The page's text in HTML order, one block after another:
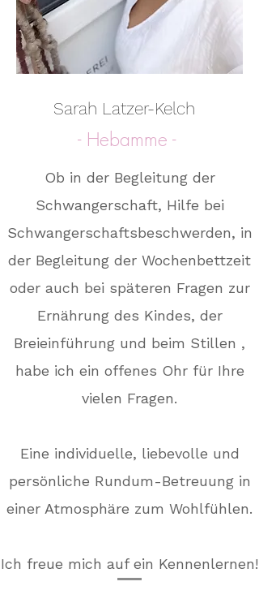
Sarah Latzer-Kelch
- Hebamme -
Ob in der Begleitung der
Schwangerschaft, Hilfe bei
Schwangerschaftsbeschwerden, in
der Begleitung der Wochenbettzeit
oder auch bei späteren Fragen zur
Ernährung des Kindes, der
Breieinführung und beim Stillen ,
habe ich ein offenes Ohr für Ihre
vielen Fragen.
Eine individuelle, liebevolle und
persönliche Rundum-Betreuung in
einer Atmosphäre zum Wohlfühlen.
Ich freue mich auf ein Kennenlernen!